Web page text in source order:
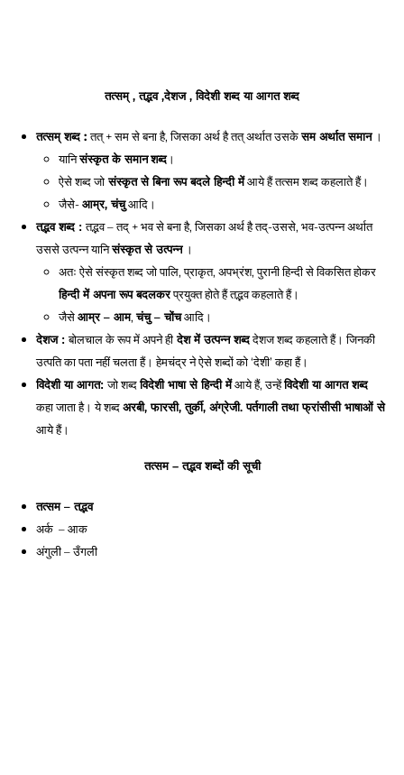
तत्सम् , तद्भव ,देशज , विदेशी शब्द या आगत शब्द
तत्सम् शब्द : तत् + सम से बना है, जिसका अर्थ है तत् अर्थात उसके सम अर्थात समान ।
यानि संस्कृत के समान शब्द।
ऐसे शब्द जो संस्कृत से बिना रूप बदले हिन्दी में आये हैं तत्सम शब्द कहलाते हैं।
जैसे- आम्र, चंचु आदि।
तद्भव शब्द : तद्भव – तद् + भव से बना है, जिसका अर्थ है तद्-उससे, भव-उत्पन्न अर्थात
उससे उत्पन्न यानि संस्कृत से उत्पन्न ।
हिन्दी में अपना रूप बदलकर प्रयुक्त होते हैं तद्भव कहलाते हैं।
जैसे आम्र – आम, चंचु – चोंच आदि।
देशज : बोलचाल के रूप में अपने ही देश में उत्पन्न शब्द देशज शब्द कहलाते हैं। जिनकी
उत्पति का पता नहीं चलता हैं। हेमचंद्र ने ऐसे शब्दों को ‘देशी’ कहा हैं।
विदेशी या आगत: जो शब्द विदेशी भाषा से हिन्दी में आये हैं, उन्हें विदेशी या आगत शब्द
कहा जाता है। ये शब्द अरबी, फारसी, तुर्की, अंग्रेजी. पर्तगाली तथा फ्रांसीसी भाषाओं से
आये हैं।
तत्सम – तद्भव शब्दों की सूची
तत्सम – तद्भव
अर्क  – आक
अंगुली – उँगली